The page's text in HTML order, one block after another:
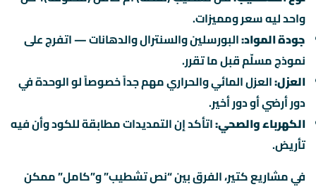
واحد ليه سعر ومميزات.
جودة المواد:البورسلين والسنترال والدهانات — اتفرج على
نموذج مسلّم قبل ما تقرر.
العزل:العزل المائي والحراري مهم جداً خصوصاً لو الوحدة في
دور أرضي أو دور أخير.
الكهرباء والصحي:اتأكد إن التمديدات مطابقة للكود وأن فيه
تأريض.
في مشاريع كتير، الفرق بين “نص تشطيب” و”كامل” ممكن